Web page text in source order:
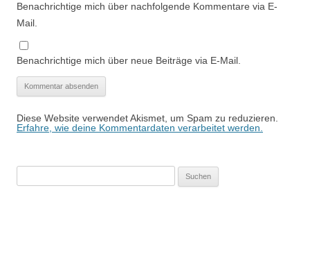
Benachrichtige mich über nachfolgende Kommentare via E-
Mail.
Benachrichtige mich über neue Beiträge via E-Mail.
Diese Website verwendet Akismet, um Spam zu reduzieren.
Erfahre, wie deine Kommentardaten verarbeitet werden.